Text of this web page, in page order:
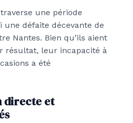
une période
une défaite décevante de
Nantes. Bien qu’ils aient
résultat, leur incapacité à
a été
directe et